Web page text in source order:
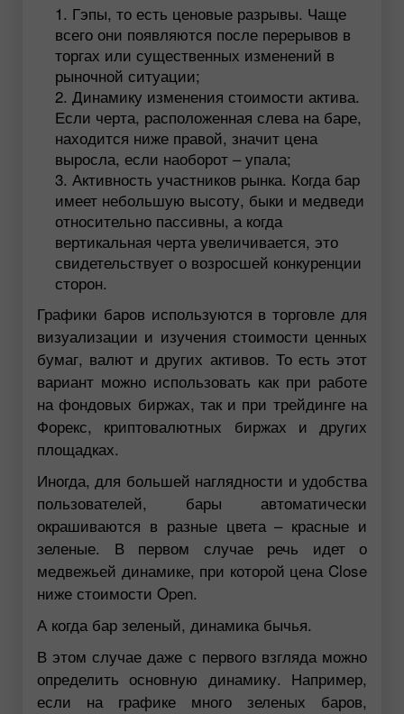
Гэпы, то есть ценовые разрывы. Чаще
всего они появляются после перерывов в
торгах или существенных изменений в
рыночной ситуации;
Динамику изменения стоимости актива.
Если черта, расположенная слева на баре,
находится ниже правой, значит цена
выросла, если наоборот – упала;
Активность участников рынка. Когда бар
имеет небольшую высоту, быки и медведи
относительно пассивны, а когда
вертикальная черта увеличивается, это
свидетельствует о возросшей конкуренции
сторон.
Графики баров используются в торговле для
визуализации и изучения стоимости ценных
бумаг, валют и других активов. То есть этот
вариант можно использовать как при работе
на фондовых биржах, так и при трейдинге на
Форекс, криптовалютных биржах и других
площадках.
Иногда, для большей наглядности и удобства
пользователей, бары автоматически
окрашиваются в разные цвета – красные и
зеленые. В первом случае речь идет о
медвежьей динамике, при которой цена Close
ниже стоимости Open.
А когда бар зеленый, динамика бычья.
В этом случае даже с первого взгляда можно
определить основную динамику. Например,
если на графике много зеленых баров,